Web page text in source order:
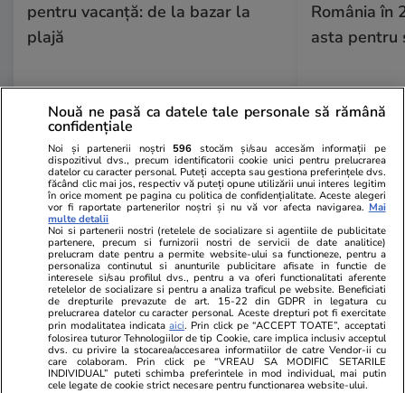
pentru vacanță: de la bazar la
plajă
România în
asta pentru
Bani și Afaceri 04 aug.
Ce este loud budgeting,
tendința financiară populară la
generația Z
Lifestyle 04 aug.
Nouă ne pasă ca datele tale personale să rămână
confidențiale
Noi și partenerii noștri 596 stocăm și/sau accesăm informații pe
dispozitivul dvs., precum identificatorii cookie unici pentru prelucrarea
datelor cu caracter personal. Puteți accepta sau gestiona preferințele dvs.
făcând clic mai jos, respectiv vă puteți opune utilizării unui interes legitim
în orice moment pe pagina cu politica de confidențialitate. Aceste alegeri
vor fi raportate partenerilor noștri și nu vă vor afecta navigarea. Mai
multe detalii
Noi si partenerii nostri (retelele de socializare si agentiile de publicitate
partenere, precum si furnizorii nostri de servicii de date analitice)
prelucram date pentru a permite website-ului sa functioneze, pentru a
personaliza continutul si anunturile publicitare afisate in functie de
interesele si/sau profilul dvs., pentru a va oferi functionalitati aferente
retelelor de socializare si pentru a analiza traficul pe website. Beneficiati
de drepturile prevazute de art. 15-22 din GDPR in legatura cu
prelucrarea datelor cu caracter personal. Aceste drepturi pot fi exercitate
prin modalitatea indicataaici. Prin click pe “ACCEPT TOATE”, acceptati
folosirea tuturor Tehnologiilor de tip Cookie, care implica inclusiv acceptul
dvs. cu privire la stocarea/accesarea informatiilor de catre Vendor-ii cu
care colaboram. Prin click pe “VREAU SA MODIFIC SETARILE
INDIVIDUAL” puteti schimba preferintele in mod individual, mai putin
cele legate de cookie strict necesare pentru functionarea website-ului.